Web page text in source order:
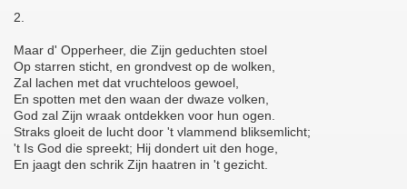
2.
Maar d' Opperheer, die Zijn geduchten stoel
Op starren sticht, en grondvest op de wolken,
Zal lachen met dat vruchteloos gewoel,
En spotten met den waan der dwaze volken,
God zal Zijn wraak ontdekken voor hun ogen.
Straks gloeit de lucht door 't vlammend bliksemlicht;
't Is God die spreekt; Hij dondert uit den hoge,
En jaagt den schrik Zijn haatren in 't gezicht.